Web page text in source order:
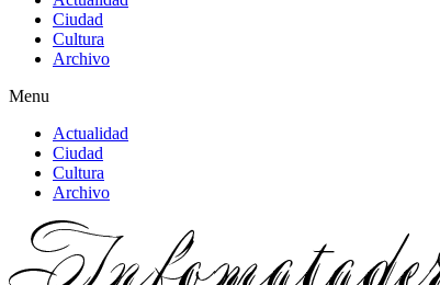
Ciudad
Cultura
Archivo
Menu
Actualidad
Ciudad
Cultura
Archivo